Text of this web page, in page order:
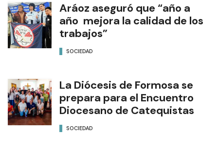
Aráoz aseguró que “año a
año mejora la calidad de los
trabajos”
SOCIEDAD
La Diócesis de Formosa se
prepara para el Encuentro
Diocesano de Catequistas
SOCIEDAD